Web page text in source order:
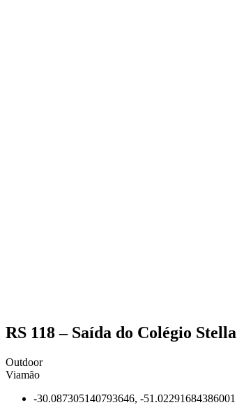
RS 118 – Saída do Colégio
Outdoor
Viamão
-30.087305140793646, -51.02291684386001